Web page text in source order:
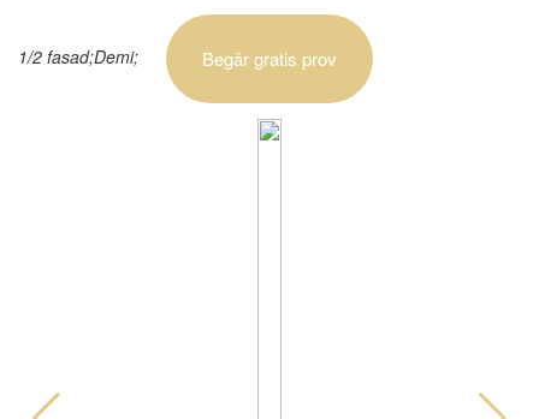
1/2 fasad;Demi; Begär gratis prov